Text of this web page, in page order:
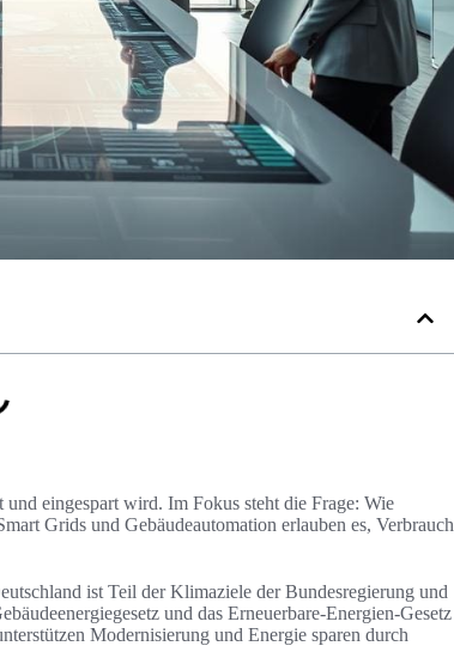
eingespart wird. Im Fokus steht die Frage: Wie
Grids und Gebäudeautomation erlauben es, Verbrauch
ist Teil der Klimaziele der Bundesregierung und
und das Erneuerbare-Energien-Gesetz
Modernisierung und Energie sparen durch